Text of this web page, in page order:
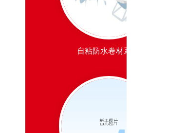
自粘防水卷材系列